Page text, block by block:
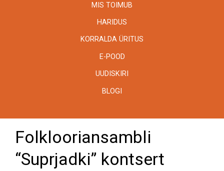
MIS TOIMUB
HARIDUS
KORRALDA ÜRITUS
E-POOD
UUDISKIRI
BLOGI
Folklooriansambli
“Suprjadki” kontsert